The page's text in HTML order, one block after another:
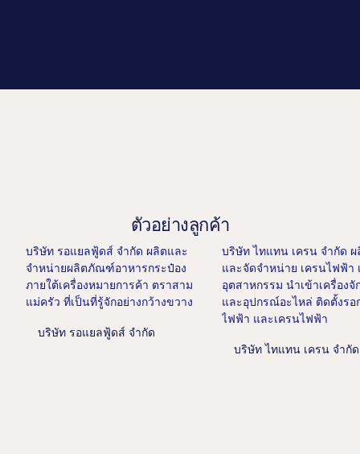
ตัวอย่างลูกค้า
บริษัท รอแยลฟู้ดส์ จำกัด ผลิตและ
จำหน่ายผลิตภัณฑ์อาหารกระป๋อง
ภายใต้เครื่องหมายการค้า ตราสาม
แม่ครัว ที่เป็นที่รู้จักอย่างกว้างขวาง
บริษัท รอแยลฟู้ดส์ จำกัด
บริษัท ไทแทน เครน จำกัด
และจัดจำหน่าย เครนไฟฟ้า
อุตสาหกรรม นำเข้าเครื่องจั
และอุปกรณ์อะไหล่ ติดตั้งรอ
ไฟฟ้า และเครนไฟฟ้า
บริษัท ไทแทน เครน จำกัด